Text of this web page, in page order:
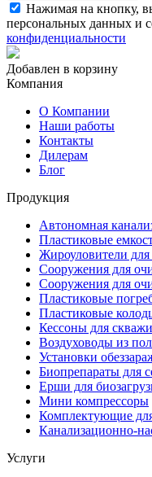
Нажимая на кнопку,
персональных данных и
конфиденциальности
Добавлен в корзину
Компания
О Компании
Наши работы
Контакты
Дилерам
Блог
Продукция
Автономная
Пластиковые
Жироуловители для
Сооружения для
Сооружения для
Пластиковые
Пластиковые
Кессоны для
Воздуховоды из
Установки
Биопрепараты для
Ерши для
Мини компрессоры
Комплектующие
Канализационно-
Услуги